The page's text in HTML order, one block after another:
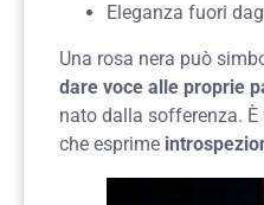
Eleganza fuori
Una rosa nera può
dare voce alle proprie
nato dalla sofferenza.
che esprime